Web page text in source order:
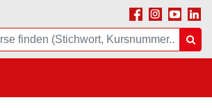
Facebook
Instagram
Youtube